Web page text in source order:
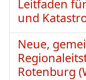
Leitfaden
und
Neue,
Rotenburg